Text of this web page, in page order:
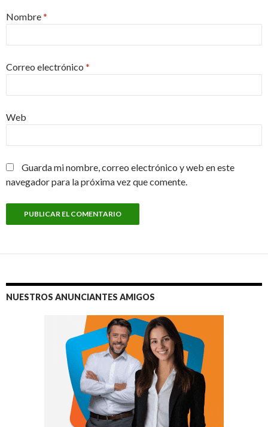
Nombre*
Correo electrónico *
Web
Guarda mi nombre, correo electrónico y web en este
navegador para la próxima vez que comente.
NUESTROS ANUNCIANTES AMIGOS